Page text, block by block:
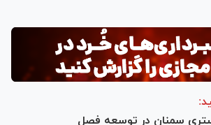
سمنان در توسعه فصل